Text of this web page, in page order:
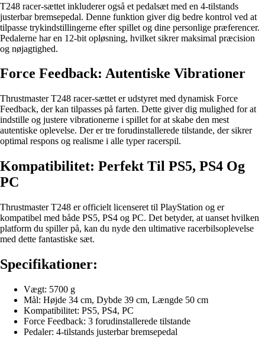
T248 racer-sættet inkluderer også et pedalsæt med en 4-tilstands
justerbar bremsepedal. Denne funktion giver dig bedre kontrol ved at
tilpasse trykindstillingerne efter spillet og dine personlige præferencer.
Pedalerne har en 12-bit opløsning, hvilket sikrer maksimal præcision
og nøjagtighed.
Force Feedback: Autentiske Vibrationer
Thrustmaster T248 racer-sættet er udstyret med dynamisk Force
Feedback, der kan tilpasses på farten. Dette giver dig mulighed for at
indstille og justere vibrationerne i spillet for at skabe den mest
autentiske oplevelse. Der er tre forudinstallerede tilstande, der sikrer
optimal respons og realisme i alle typer racerspil.
Kompatibilitet: Perfekt Til PS5, PS4 Og
PC
Thrustmaster T248 er officielt licenseret til PlayStation og er
kompatibel med både PS5, PS4 og PC. Det betyder, at uanset hvilken
platform du spiller på, kan du nyde den ultimative racerbilsoplevelse
med dette fantastiske sæt.
Specifikationer:
Vægt: 5700 g
Mål: Højde 34 cm, Dybde 39 cm, Længde 50 cm
Kompatibilitet: PS5, PS4, PC
Force Feedback: 3 forudinstallerede tilstande
Pedaler: 4-tilstands justerbar bremsepedal